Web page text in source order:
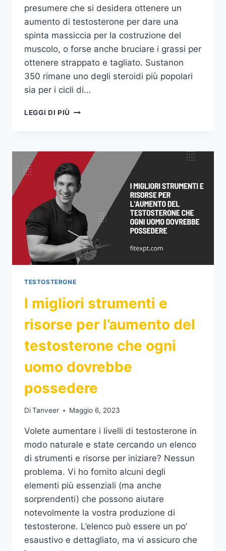
presumere che si desidera ottenere un
aumento di testosterone per dare una
spinta massiccia per la costruzione del
muscolo, o forse anche bruciare i grassi per
ottenere strappato e tagliato. Sustanon
350 rimane uno degli steroidi più popolari
sia per i cicli di…
LEGGI DI PIÙ CICLO
DOSAGGIO,
EFFETTI
COLLATERALI
E
ALTERNATIVE
TESTOSTERONE
I migliori strumenti e
risorse per l’aumento del
testosterone che ogni
uomo dovrebbe
possedere
DiTanveer Maggio 6, 2023
Volete aumentare i livelli di testosterone in
modo naturale e state cercando un elenco
di strumenti e risorse per iniziare? Nessun
problema. Vi ho fornito alcuni degli
elementi più essenziali (ma anche
sorprendenti) che possono aiutare
notevolmente la vostra produzione di
testosterone. L’elenco può essere un po’
esaustivo e dettagliato, ma vi assicuro che